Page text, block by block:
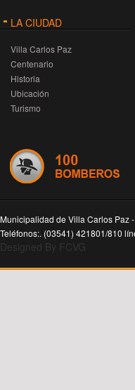
LA CIUDAD
Villa Carlos Paz
Centenario
Historia
Ubicación
Turismo
Municipalidad de Villa Carlos Paz
Teléfonos:. (03541) 421801/810
Designed By FCVG